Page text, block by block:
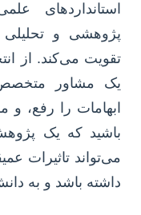
استانداردهای
پژوهشی و
تقویت می‌کند. از
یک مشاور متخصص
ابهامات را رفع، و
باشید که یک
می‌تواند تاثیرات
داشته باشد و به